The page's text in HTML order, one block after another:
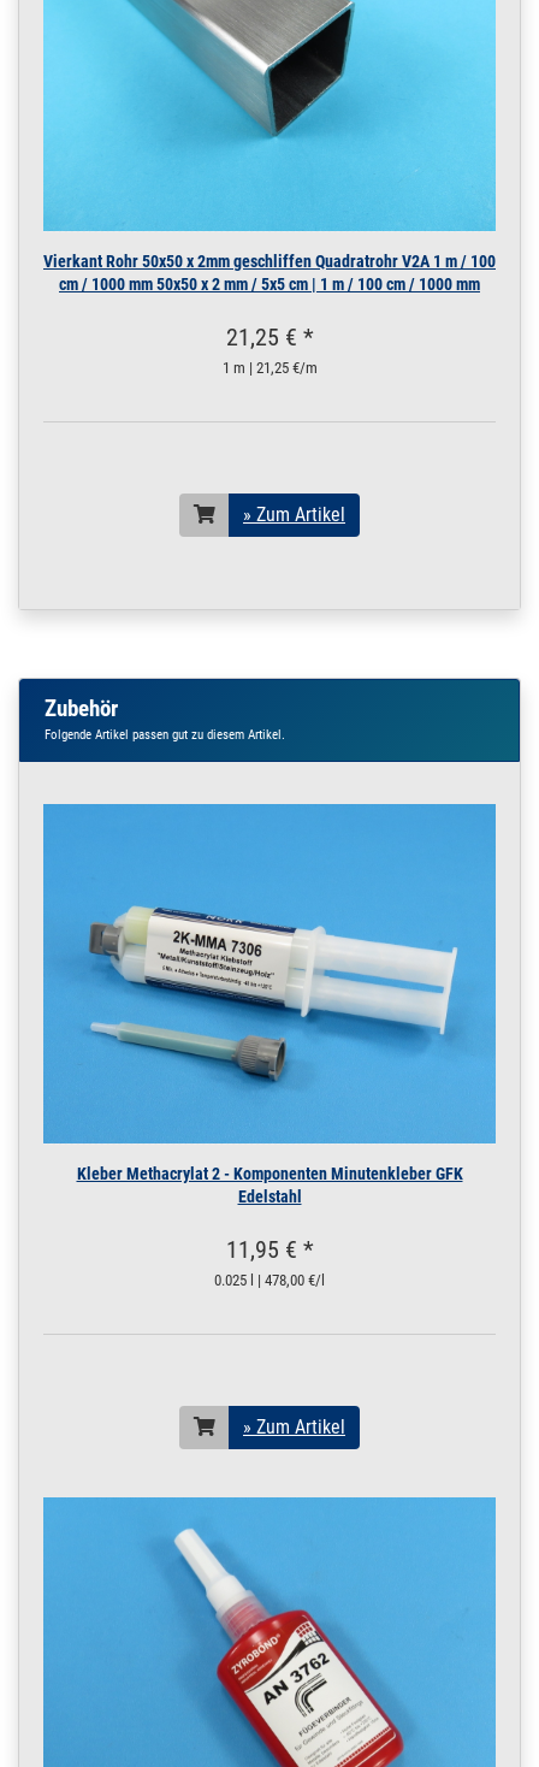
Vierkant Rohr 50x50 x 2mm geschliffen Quadratrohr V2A 1 m / 100
cm / 1000 mm 50x50 x 2 mm / 5x5 cm | 1 m / 100 cm / 1000 mm
21,25 € *
1 m | 21,25 €/m
» Zum Artikel
Zubehör
Folgende Artikel passen gut zu diesem Artikel.
Kleber Methacrylat 2 - Komponenten Minutenkleber GFK
Edelstahl
11,95 € *
0.025 l | 478,00 €/l
» Zum Artikel